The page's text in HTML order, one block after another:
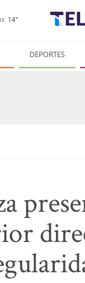
14°
DEPORTES